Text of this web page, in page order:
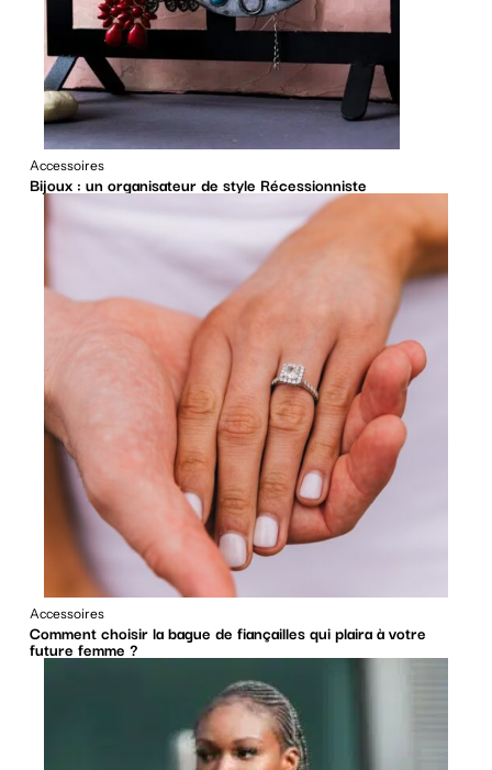
Accessoires
Bijoux : un organisateur de style Récessionniste
Accessoires
Comment choisir la bague de fiançailles qui plaira à votre
future femme ?